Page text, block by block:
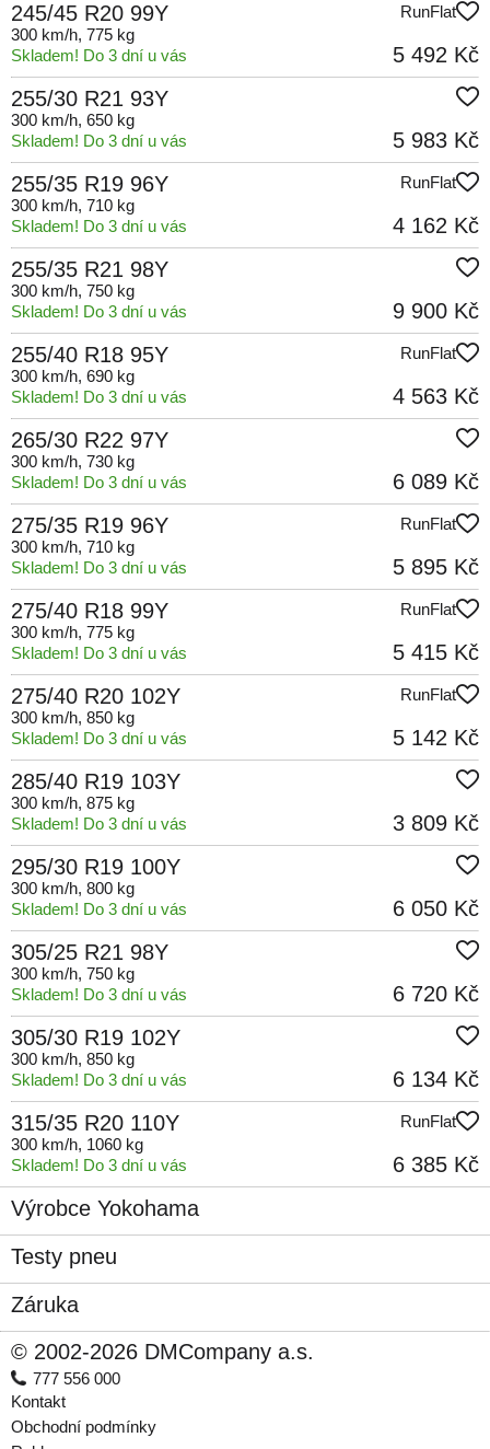
245/45 R20 99Y
RunFlat
300 km/h, 775 kg
Skladem! Do 3 dní u vás
5 492 Kč
255/30 R21 93Y
300 km/h, 650 kg
Skladem! Do 3 dní u vás
5 983 Kč
255/35 R19 96Y
RunFlat
300 km/h, 710 kg
Skladem! Do 3 dní u vás
4 162 Kč
255/35 R21 98Y
300 km/h, 750 kg
Skladem! Do 3 dní u vás
9 900 Kč
255/40 R18 95Y
RunFlat
300 km/h, 690 kg
Skladem! Do 3 dní u vás
4 563 Kč
265/30 R22 97Y
300 km/h, 730 kg
Skladem! Do 3 dní u vás
6 089 Kč
275/35 R19 96Y
RunFlat
300 km/h, 710 kg
Skladem! Do 3 dní u vás
5 895 Kč
275/40 R18 99Y
RunFlat
300 km/h, 775 kg
Skladem! Do 3 dní u vás
5 415 Kč
275/40 R20 102Y
RunFlat
300 km/h, 850 kg
Skladem! Do 3 dní u vás
5 142 Kč
285/40 R19 103Y
300 km/h, 875 kg
Skladem! Do 3 dní u vás
3 809 Kč
295/30 R19 100Y
300 km/h, 800 kg
Skladem! Do 3 dní u vás
6 050 Kč
305/25 R21 98Y
300 km/h, 750 kg
Skladem! Do 3 dní u vás
6 720 Kč
305/30 R19 102Y
300 km/h, 850 kg
Skladem! Do 3 dní u vás
6 134 Kč
315/35 R20 110Y
RunFlat
300 km/h, 1060 kg
Skladem! Do 3 dní u vás
6 385 Kč
Výrobce Yokohama
Testy pneu
Záruka
© 2002-2026 DMCompany a.s.
777 556 000
Kontakt
Obchodní podmínky